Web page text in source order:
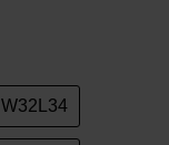
W32L34